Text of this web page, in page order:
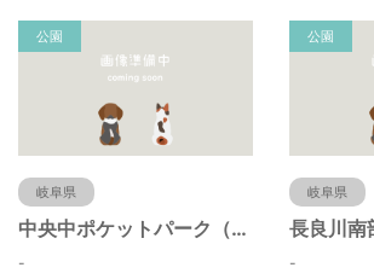
公園
岐阜県
中央中ポケットパーク（岐阜県羽島市）
-
公園
岐阜県
-